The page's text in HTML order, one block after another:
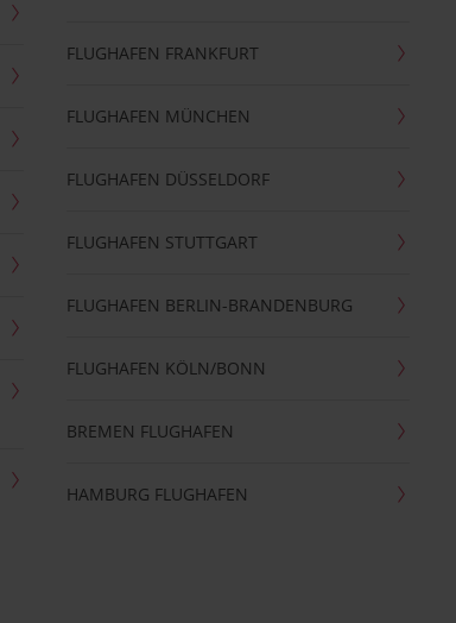
FLUGHAFEN FRANKFURT
FLUGHAFEN MÜNCHEN
FLUGHAFEN DÜSSELDORF
FLUGHAFEN STUTTGART
FLUGHAFEN BERLIN-BRANDENBURG
FLUGHAFEN KÖLN/BONN
BREMEN FLUGHAFEN
HAMBURG FLUGHAFEN